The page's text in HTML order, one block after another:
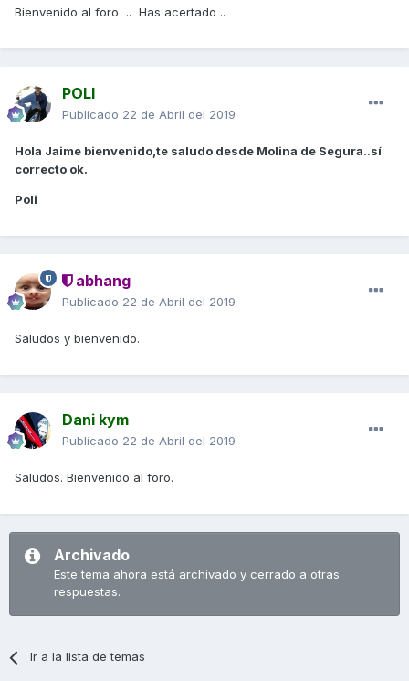
Bienvenido al foro .. Has acertado ..
POLI
Publicado 22 de Abril del 2019
Hola Jaime bienvenido,te saludo desde Molina de Segura..sí
correcto ok.
Poli
abhang
Publicado 22 de Abril del 2019
Saludos y bienvenido.
Dani kym
Publicado 22 de Abril del 2019
Saludos. Bienvenido al foro.
Archivado
Este tema ahora está archivado y cerrado a otras
respuestas.
Ir a la lista de temas